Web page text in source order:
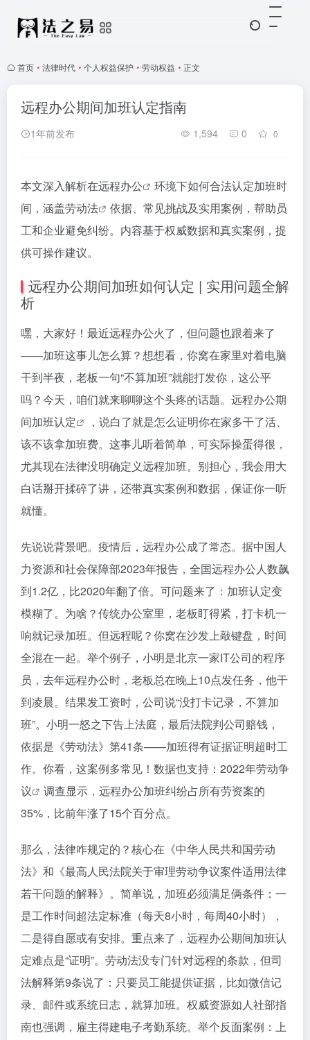
首页 • 法律时代 • 个人权益保护 • 劳动权益 • 正文
远程办公期间加班认定指南
1年前发布 1,594 0 0
本文深入解析在远程办公
环境下如何合法认定加班时
间，涵盖劳动法
依据、常见挑战及实用案例，帮助员
工和企业避免纠纷。内容基于权威数据和真实案例，提
供可操作建议。
远程办公期间加班如何认定 | 实用问题全解
析
嘿，大家好！最近远程办公火了，但问题也跟着来了
——加班这事儿怎么算？想想看，你窝在家里对着电脑
干到半夜，老板一句“不算加班”就能打发你，这公平
吗？今天，咱们就来聊聊这个头疼的话题。远程办公期
间加班认定
，说白了就是怎么证明你在家多干了活、
该不该拿加班费。这事儿听着简单，可实际操蛋得很，
尤其现在法律没明确定义远程加班。别担心，我会用大
白话掰开揉碎了讲，还带真实案例和数据，保证你一听
就懂。
先说说背景吧。疫情后，远程办公成了常态。据中国人
力资源和社会保障部2023年报告，全国远程办公人数飙
到1.2亿，比2020年翻了倍。可问题来了：加班认定变
模糊了。为啥？传统办公室里，老板盯得紧，打卡机一
响就记录加班。但远程呢？你窝在沙发上敲键盘，时间
全混在一起。举个例子，小明是北京一家IT公司的程序
员，去年远程办公时，老板总在晚上10点发任务，他干
到凌晨。结果发工资时，公司说“没打卡记录，不算加
班”。小明一怒之下告上法庭，最后法院判公司赔钱，
依据是《劳动法》第41条——加班得有证据证明超时工
作。你看，这案例多常见！数据也支持：2022年劳动争
议
调查显示，远程办公加班纠纷占所有劳资案的
35%，比前年涨了15个百分点。
那么，法律咋规定的？核心在《中华人民共和国劳动
法》和《最高人民法院关于审理劳动争议案件适用法律
若干问题的解释》。简单说，加班必须满足俩条件：一
是工作时间超法定标准（每天8小时，每周40小时），
二是得自愿或有安排。重点来了，远程办公期间加班认
定难点是“证明”。劳动法没专门针对远程的条款，但司
法解释第9条说了：只要员工能提供证据，比如微信记
录、邮件或系统日志，就算加班。权威资源如人社部指
南也强调，雇主得建电子考勤系统。举个反面案例：上